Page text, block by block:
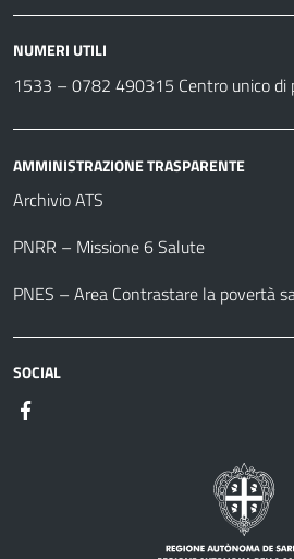
NUMERI UTILI
1533 – 0782 490315 Centro unico
AMMINISTRAZIONE TRASPARENTE
Archivio ATS
PNRR – Missione 6 Salute
PNES – Area Contrastare la povertà
SOCIAL